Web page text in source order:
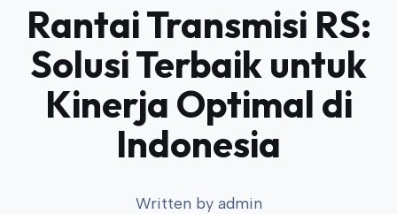
Rantai Transmisi RS:
Solusi Terbaik untuk
Kinerja Optimal di
Indonesia
Written by admin